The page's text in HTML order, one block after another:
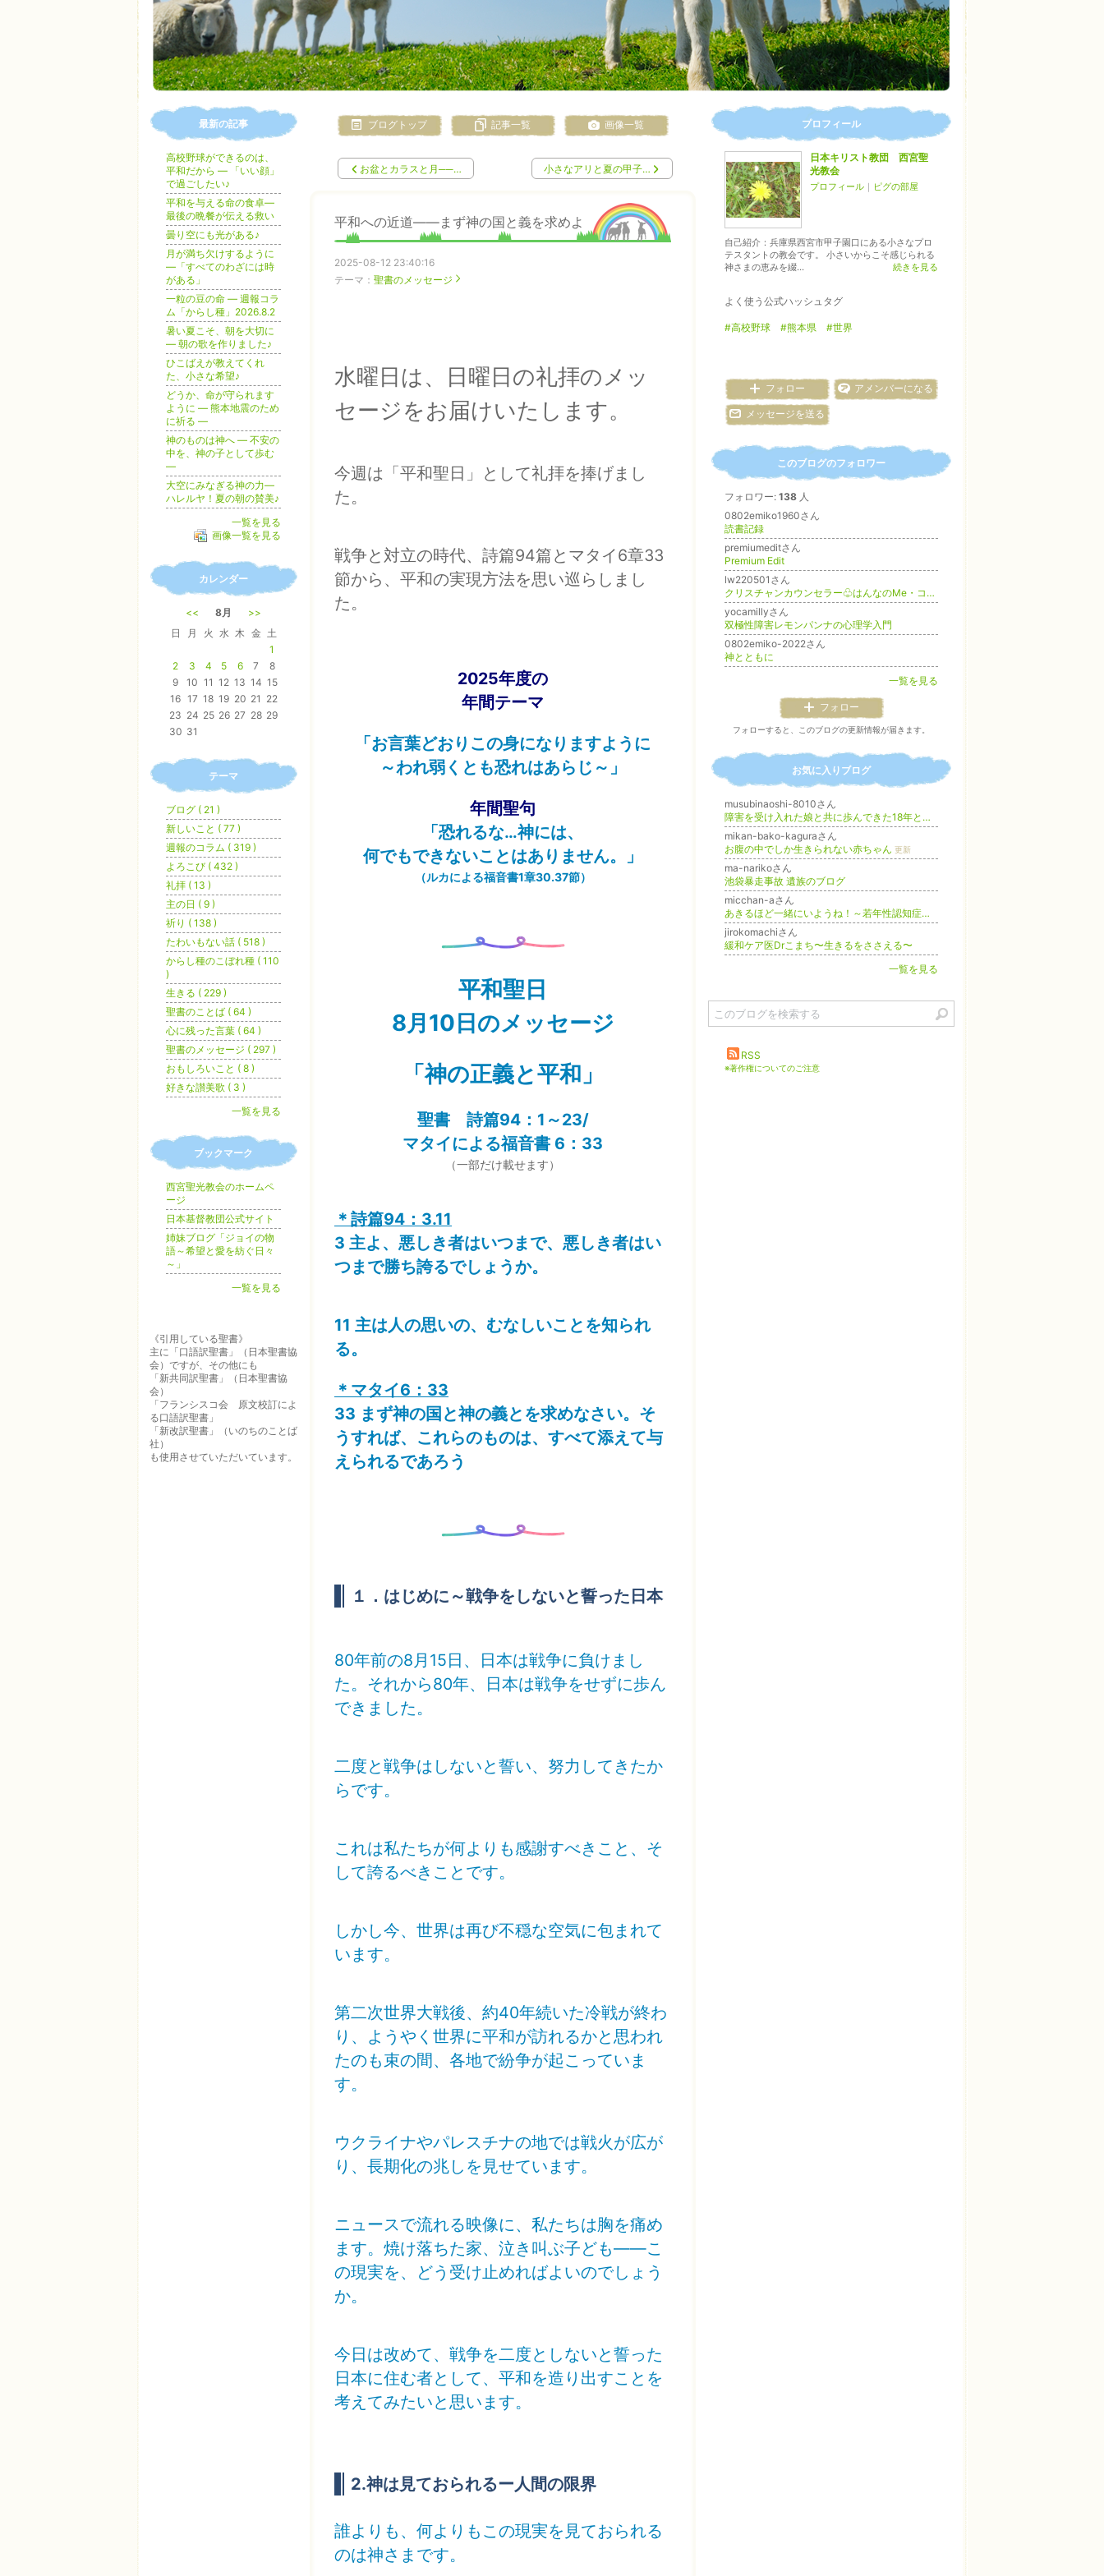
ブログトップ 記事一覧 画像一覧
お盆とカラスと月──… 小さなアリと夏の甲子…
平和への近道――まず神の国と義を求めよ
2025-08-12 23:40:16
テーマ： 聖書のメッセージ
水曜日は、日曜日の礼拝のメッ
セージをお届けいたします。
今週は「平和聖日」として礼拝を捧げまし
た。
戦争と対立の時代、詩篇94篇とマタイ6章33
節から、平和の実現方法を思い巡らしまし
た。
2025年度の
年間テーマ
「お言葉どおりこの身になりますように
～われ弱くとも恐れはあらじ～」
年間聖句
「恐れるな…神には、
何でもできないことはありません。」
（ルカによる福音書1章30.37節）
平和聖日
8月10日のメッセージ
「神の正義と平和」
聖書 詩篇94：1～23/
マタイによる福音書 6：33
（一部だけ載せます）
＊詩篇94：3.11
3 主よ、悪しき者はいつまで、悪しき者はい
つまで勝ち誇るでしょうか。
11 主は人の思いの、むなしいことを知られ
る。
＊マタイ6：33
33 まず神の国と神の義とを求めなさい。そ
うすれば、これらのものは、すべて添えて与
えられるであろう
１．はじめに～戦争をしないと誓った日本
80年前の8月15日、日本は戦争に負けまし
た。それから80年、日本は戦争をせずに歩ん
できました。
二度と戦争はしないと誓い、努力してきたか
らです。
これは私たちが何よりも感謝すべきこと、そ
して誇るべきことです。
しかし今、世界は再び不穏な空気に包まれて
います。
第二次世界大戦後、約40年続いた冷戦が終わ
り、ようやく世界に平和が訪れるかと思われ
たのも束の間、各地で紛争が起こっていま
す。
ウクライナやパレスチナの地では戦火が広が
り、長期化の兆しを見せています。
ニュースで流れる映像に、私たちは胸を痛め
ます。焼け落ちた家、泣き叫ぶ子ども――こ
の現実を、どう受け止めればよいのでしょう
か。
今日は改めて、戦争を二度としないと誓った
日本に住む者として、平和を造り出すことを
考えてみたいと思います。
2.神は見ておられるー人間の限界
誰よりも、何よりもこの現実を見ておられる
のは神さまです。
プロフィール
日本キリスト教団 西宮聖
光教会
プロフィール ｜ ピグの部屋
自己紹介：兵庫県西宮市甲子園口にある小さなプロ
テスタントの教会です。 小さいからこそ感じられる
神さまの恵みを綴...
続きを見る
よく使う公式ハッシュタグ
#高校野球 #熊本県 #世界
フォロー アメンバーになる
メッセージを送る
このブログのフォロワー
フォロワー: 138 人
0802emiko1960さん
読書記録
premiumeditさん
Premium Edit
lw220501さん
クリスチャンカウンセラー♧はんなのMe・ココロblog
yocamillyさん
双極性障害レモンパンナの心理学入門
0802emiko-2022さん
神とともに
一覧を見る
フォロー
フォローすると、このブログの更新情報が届きます。
お気に入りブログ
musubinaoshi-8010さん
障害を受け入れた娘と共に歩んできた18年とそれからの日々
mikan-bako-kaguraさん
お腹の中でしか生きられない赤ちゃん 更新
ma-narikoさん
池袋暴走事故 遺族のブログ
micchan-aさん
あきるほど一緒にいようね！～若年性認知症アルツハイマーのパパと～
jirokomachiさん
緩和ケア医Drこまち〜生きるをささえる〜
一覧を見る
RSS
※著作権についてのご注意
最新の記事
高校野球ができるのは、
平和だから ― 「いい顔」
で過ごしたい♪
平和を与える命の食卓―
最後の晩餐が伝える救い
曇り空にも光がある♪
月が満ち欠けするように
―「すべてのわざには時
がある」
一粒の豆の命 ― 週報コラ
ム「からし種」2026.8.2
暑い夏こそ、朝を大切に
― 朝の歌を作りました♪
ひこばえが教えてくれ
た、小さな希望♪
どうか、命が守られます
ように ― 熊本地震のため
に祈る ―
神のものは神へ ― 不安の
中を、神の子として歩む
―
大空にみなぎる神の力―
ハレルヤ！夏の朝の賛美♪
一覧を見る
画像一覧を見る
カレンダー
<< 8月
>>
日
月 火 水 木 金 土
1
2
3 4 5 6 7
8
9
10 11 12 13 14 15
16 17 18 19 20 21 22
23 24 25 26 27 28 29
30 31
テーマ
ブログ ( 21 )
新しいこと ( 77 )
週報のコラム ( 319 )
よろこび ( 432 )
礼拝 ( 13 )
主の日 ( 9 )
祈り ( 138 )
たわいもない話 ( 518 )
からし種のこぼれ種 ( 110
)
生きる ( 229 )
聖書のことば ( 64 )
心に残った言葉 ( 64 )
聖書のメッセージ ( 297 )
おもしろいこと ( 8 )
好きな讃美歌 ( 3 )
一覧を見る
ブックマーク
西宮聖光教会のホームペ
ージ
日本基督教団公式サイト
姉妹ブログ「ジョイの物
語～希望と愛を紡ぐ日々
～」
一覧を見る
《引用している聖書》
主に「口語訳聖書」（日本聖書協
会）ですが、その他にも
「新共同訳聖書」（日本聖書協
会）
「フランシスコ会 原文校訂によ
る口語訳聖書」
「新改訳聖書」（いのちのことば
社）
も使用させていただいています。